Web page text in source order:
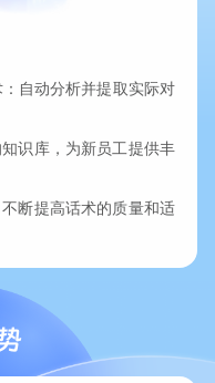
自动分析并提取实际对
识库，为新员工提供丰
断提高话术的质量和适